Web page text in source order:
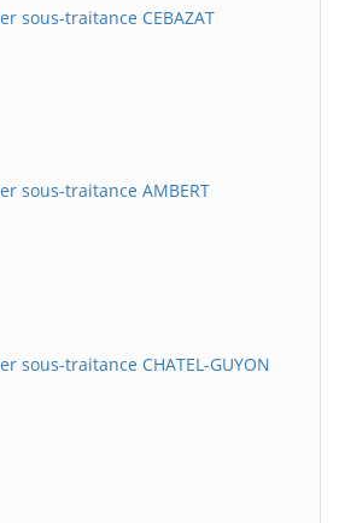
sous-traitance CEBAZAT
sous-traitance AMBERT
sous-traitance CHATEL-GUYON